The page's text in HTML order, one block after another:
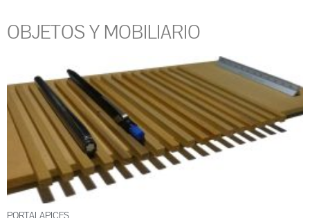
OBJETOS Y MOBILIARIO